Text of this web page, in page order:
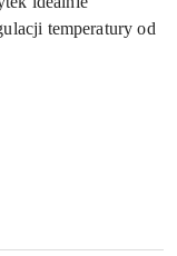
temperatury od